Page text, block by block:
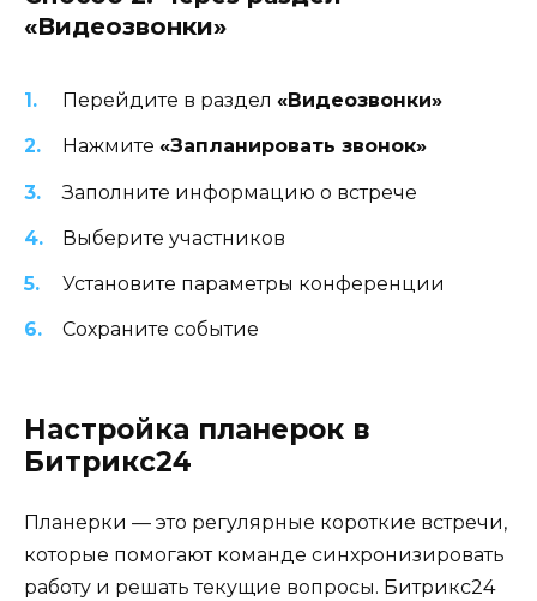
«Видеозвонки»
Перейдите в раздел «Видеозвонки»
Нажмите «Запланировать звонок»
Заполните информацию о встрече
Выберите участников
Установите параметры конференции
Сохраните событие
Настройка планерок в
Битрикс24
Планерки — это регулярные короткие встречи,
которые помогают команде синхронизировать
работу и решать текущие вопросы. Битрикс24